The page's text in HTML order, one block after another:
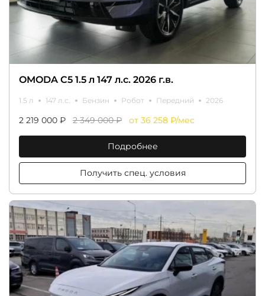
OMODA C5 1.5 л 147 л.с. 2026 г.в.
1.5 л 147 л.с. Бензин Робот Передний 2026
2 219 000 ₽ 2 349 000 ₽ от 36 258 ₽/мес
Подробнее
Получить спец. условия